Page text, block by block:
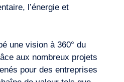
l’énergie et
une vision à 360° du
aux nombreux projets
pour des entreprises